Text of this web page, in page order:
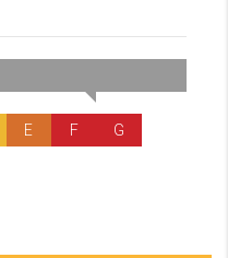
E F G